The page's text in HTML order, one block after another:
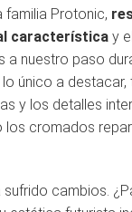
familia Protonic,
característica y
a nuestro paso
único a destacar,
y los detalles
los cromados
cambios.